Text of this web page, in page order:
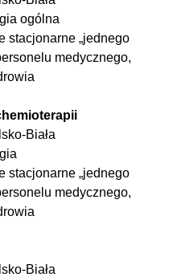
ogólna
stacjonarne „jednego
medycznego,
Biała
stacjonarne „jednego
medycznego,
Biała